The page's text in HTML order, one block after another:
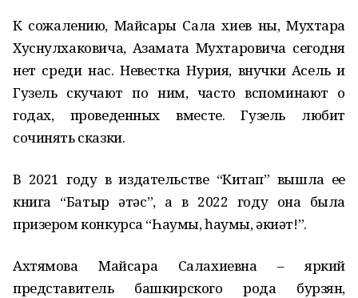
К сожалению, Майсары Сала хиев ны, Мухтара
Хуснулхаковича, Азамата Мухтаровича сегодня
нет среди нас. Невестка Нурия, внучки Асель и
Гузель скучают по ним, часто вспоминают о
годах, проведенных вместе. Гузель любит
сочинять сказки.
В 2021 году в издательстве “Китап” вышла ее
книга “Батыр әтәс”, а в 2022 году она была
призером конкурса “Һаумы, һаумы, әкиәт!”.
Ахтямова Майсара Салахиевна – яркий
представитель башкирского рода бурзян,